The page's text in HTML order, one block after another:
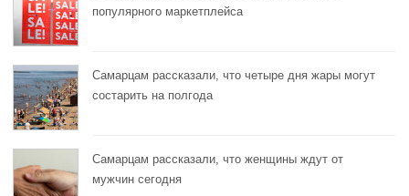
популярного маркетплейса
Самарцам рассказали, что четыре дня жары могут
состарить на полгода
Самарцам рассказали, что женщины ждут от
мужчин сегодня